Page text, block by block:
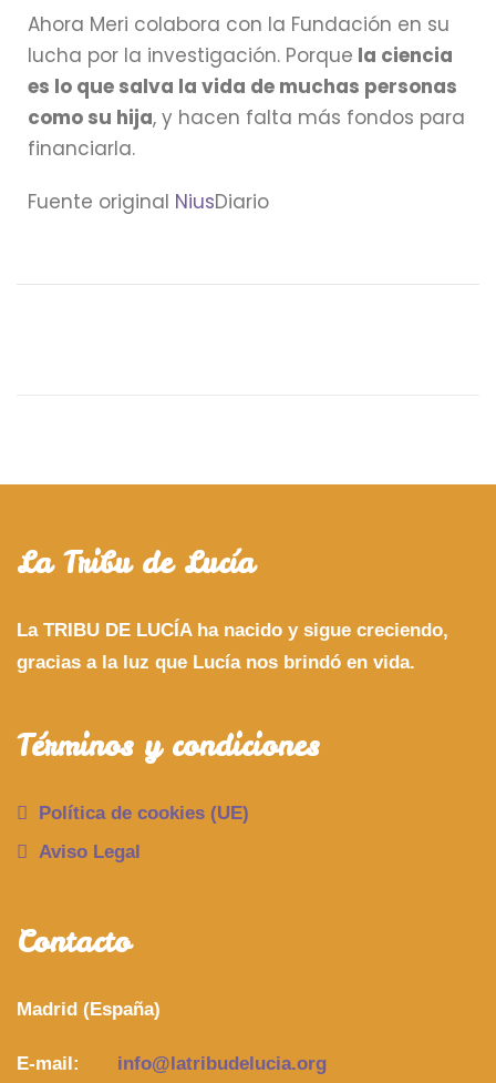
Ahora Meri colabora con la Fundación en su
lucha por la investigación. Porque la ciencia
es lo que salva la vida de muchas personas
como su hija, y hacen falta más fondos para
financiarla.
Fuente original NiusDiario
La Tribu de Lucía
La TRIBU DE LUCÍA ha nacido y sigue creciendo,
gracias a la luz que Lucía nos brindó en vida.
Términos y condiciones
Política de cookies (UE)
Aviso Legal
Contacto
Madrid (España)
E-mail: info@latribudelucia.org